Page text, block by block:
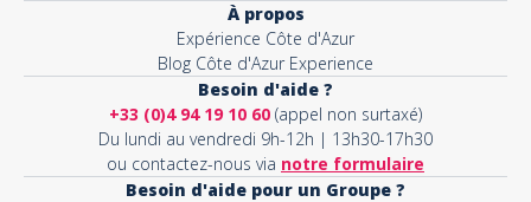
À propos
Expérience Côte d'Azur
Blog Côte d'Azur Experience
Besoin d'aide ?
+33 (0)4 94 19 10 60 (appel non surtaxé)
Du lundi au vendredi 9h-12h | 13h30-17h30
ou contactez-nous via notre formulaire
Besoin d'aide pour un Groupe ?